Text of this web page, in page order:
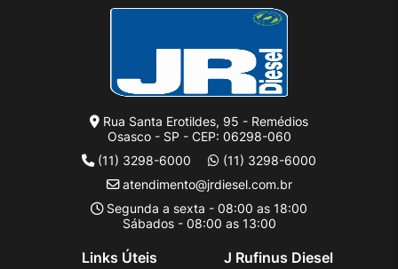
Rua Santa Erotildes, 95 - Remédios
Osasco - SP - CEP: 06298-060
(11) 3298-6000
(11) 3298-6000
atendimento@jrdiesel.com.br
Segunda a sexta - 08:00 as 18:00
Sábados - 08:00 as 13:00
Links Úteis
J Rufinus Diesel